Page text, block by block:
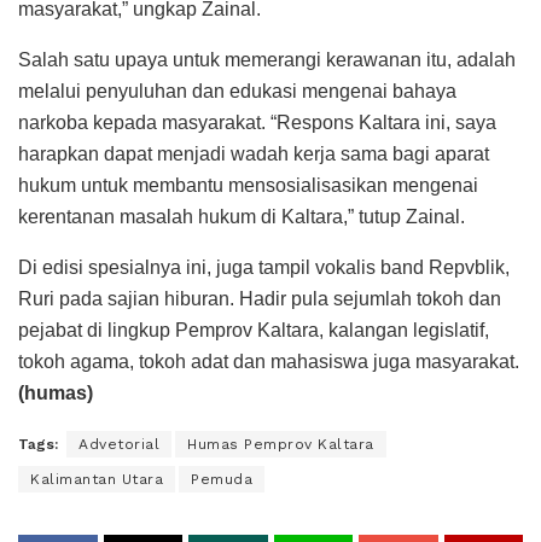
masyarakat,” ungkap Zainal.
Salah satu upaya untuk memerangi kerawanan itu, adalah
melalui penyuluhan dan edukasi mengenai bahaya
narkoba kepada masyarakat. “Respons Kaltara ini, saya
harapkan dapat menjadi wadah kerja sama bagi aparat
hukum untuk membantu mensosialisasikan mengenai
kerentanan masalah hukum di Kaltara,” tutup Zainal.
Di edisi spesialnya ini, juga tampil vokalis band Repvblik,
Ruri pada sajian hiburan. Hadir pula sejumlah tokoh dan
pejabat di lingkup Pemprov Kaltara, kalangan legislatif,
tokoh agama, tokoh adat dan mahasiswa juga masyarakat.
(humas)
Tags: Advetorial Humas Pemprov Kaltara
Kalimantan Utara Pemuda